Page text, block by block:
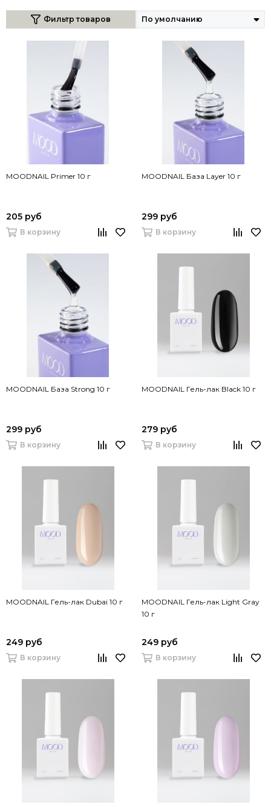
Фильтр товаров
MOODNAIL Primer 10 г
205 руб
В корзину
MOODNAIL База Layer 10 г
299 руб
В корзину
MOODNAIL База Strong 10 г
299 руб
В корзину
MOODNAIL Гель-лак Black 10 г
279 руб
В корзину
MOODNAIL Гель-лак Dubai 10 г
249 руб
В корзину
MOODNAIL Гель-лак Light Gray
10 г
249 руб
В корзину